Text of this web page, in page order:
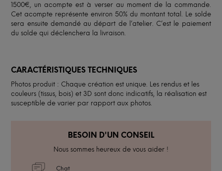
1500€, un acompte est à verser au moment de la commande.
Cet acompte représente environ 50% du montant total. Le solde
sera ensuite demandé au départ de l’atelier. C’est le paiement
du solde qui déclenchera la livraison.
CARACTÉRISTIQUES TECHNIQUES
Photos produit : Chaque création est unique. Les rendus et les
couleurs (tissus, bois) et 3D sont donc indicatifs, la réalisation est
susceptible de varier par rapport aux photos.
BESOIN D'UN CONSEIL
Nous sommes heureux de vous aider !
Chat